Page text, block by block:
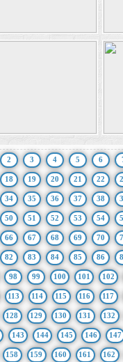
2 3 4 5 6
18 19 20 21 22
34 35 36 37 38
50 51 52 53 54
66 67 68 69 70
82 83 84 85 86
98 99 100 101 102
113 114 115 116 117
128 129 130 131 132
143 144 145 146 147
158 159 160 161 162